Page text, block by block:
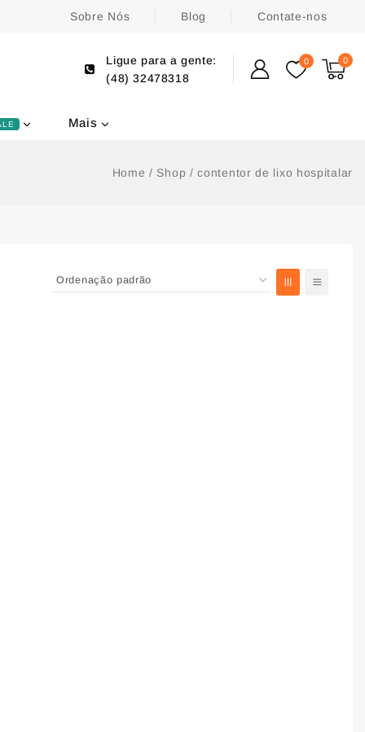
Sobre Nós Blog Contate-nos
Ligue para a gente:
(48) 32478318
0 0
Mais
Home / Shop / contentor de lixo hospitalar